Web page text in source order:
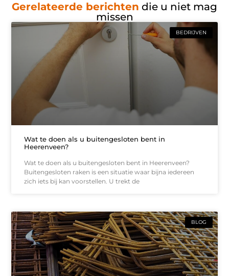
Gerelateerde berichten die u niet mag
missen
BEDRIJVEN
Wat te doen als u buitengesloten bent in
Heerenveen?
Wat te doen als u buitengesloten bent in Heerenveen?
Buitengesloten raken is een situatie waar bijna iedereen
zich iets bij kan voorstellen. U trekt de
BLOG